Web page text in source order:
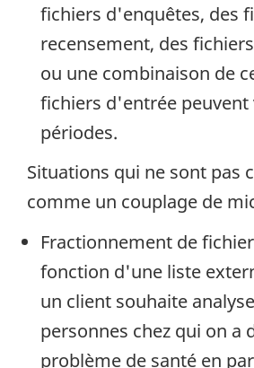
fichiers d'enquêtes, des
recensement, des
ou une combinaison de
fichiers d'entrée
périodes.
Situations qui ne sont pas
comme un couplage de
Fractionnement de
fonction d'une liste
un client souhaite
personnes chez qui on a
problème de santé en